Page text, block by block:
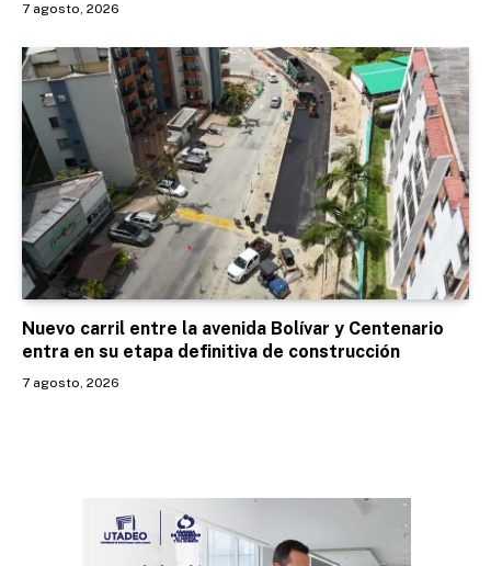
7 agosto, 2026
Nuevo carril entre la avenida Bolívar y Centenario
entra en su etapa definitiva de construcción
7 agosto, 2026